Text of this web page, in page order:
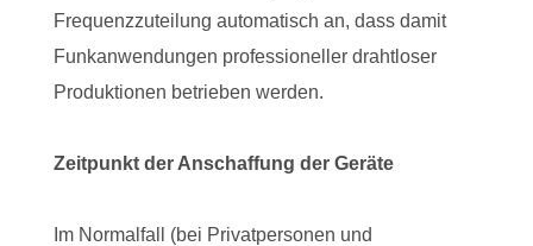
Frequenzzuteilung automatisch an, dass damit
Funkanwendungen professioneller drahtloser
Produktionen betrieben werden.
Zeitpunkt der Anschaffung der Geräte
Im Normalfall (bei Privatpersonen und